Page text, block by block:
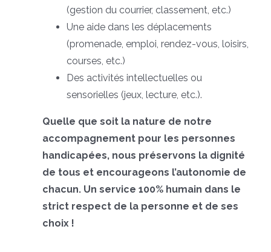
(gestion du courrier, classement, etc.)
Une aide dans les déplacements
(promenade, emploi, rendez-vous, loisirs,
courses, etc.)
Des activités intellectuelles ou
sensorielles (jeux, lecture, etc.).
Quelle que soit la nature de notre
accompagnement pour les personnes
handicapées, nous préservons la dignité
de tous et encourageons l’autonomie de
chacun. Un service 100% humain dans le
strict respect de la personne et de ses
choix !